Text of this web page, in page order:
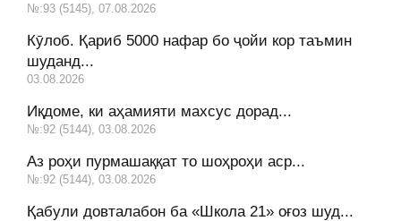
№:93 (5145), 07.08.2026
Кӯлоб. Қариб 5000 нафар бо ҷойи кор таъмин
шуданд...
03.08.2026
Иқдоме, ки аҳамияти махсус дорад...
№:92 (5144), 03.08.2026
Аз роҳи пурмашаққат то шоҳроҳи аср...
№:92 (5144), 03.08.2026
Қабули довталабон ба «Школа 21» оғоз шуд...